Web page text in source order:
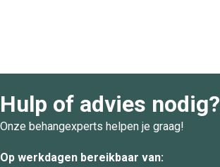
Hulp of advies nodig?
Onze behangexperts helpen je graag!
Op werkdagen bereikbaar van: